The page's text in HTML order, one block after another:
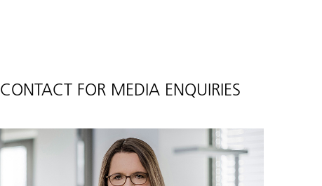
CONTACT FOR MEDIA ENQUIRIES